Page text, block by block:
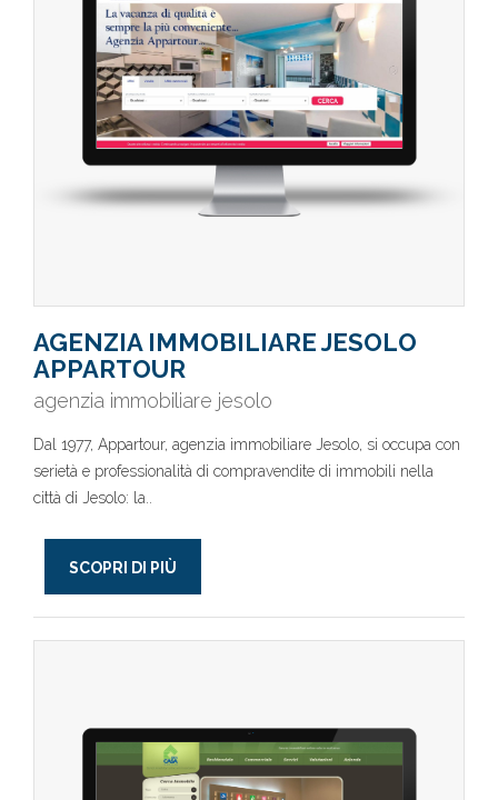
AGENZIA IMMOBILIARE JESOLO
APPARTOUR
agenzia immobiliare jesolo
Dal 1977, Appartour, agenzia immobiliare Jesolo, si occupa con
serietà e professionalità di compravendite di immobili nella
città di Jesolo: la..
SCOPRI DI PIÙ